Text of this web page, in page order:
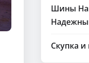
Шины
Скупка